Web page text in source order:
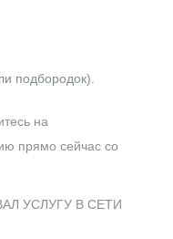
подбородок).
на
прямо сейчас со
УСЛУГУ В СЕТИ